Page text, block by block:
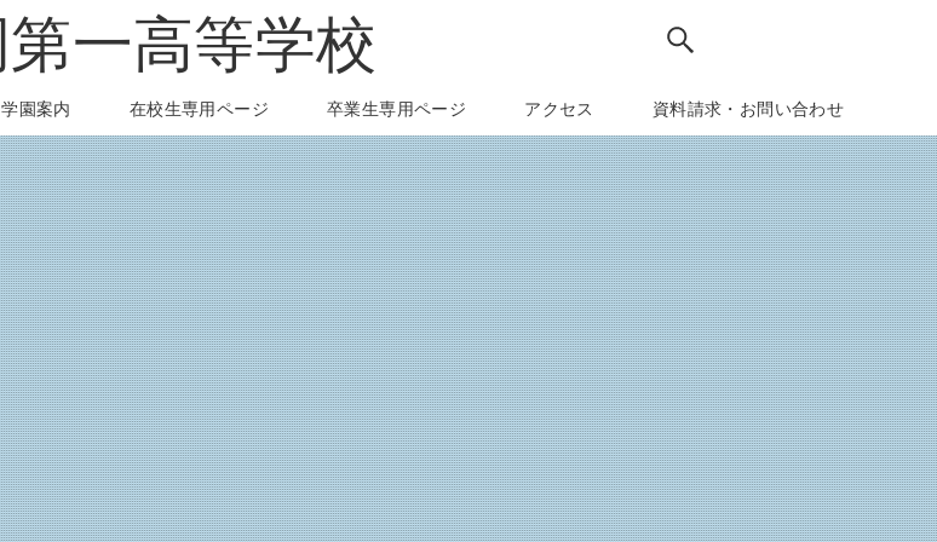
学園案内 在校生専用ページ 卒業生専用ページ アクセス 資料請求・お問い合わせ